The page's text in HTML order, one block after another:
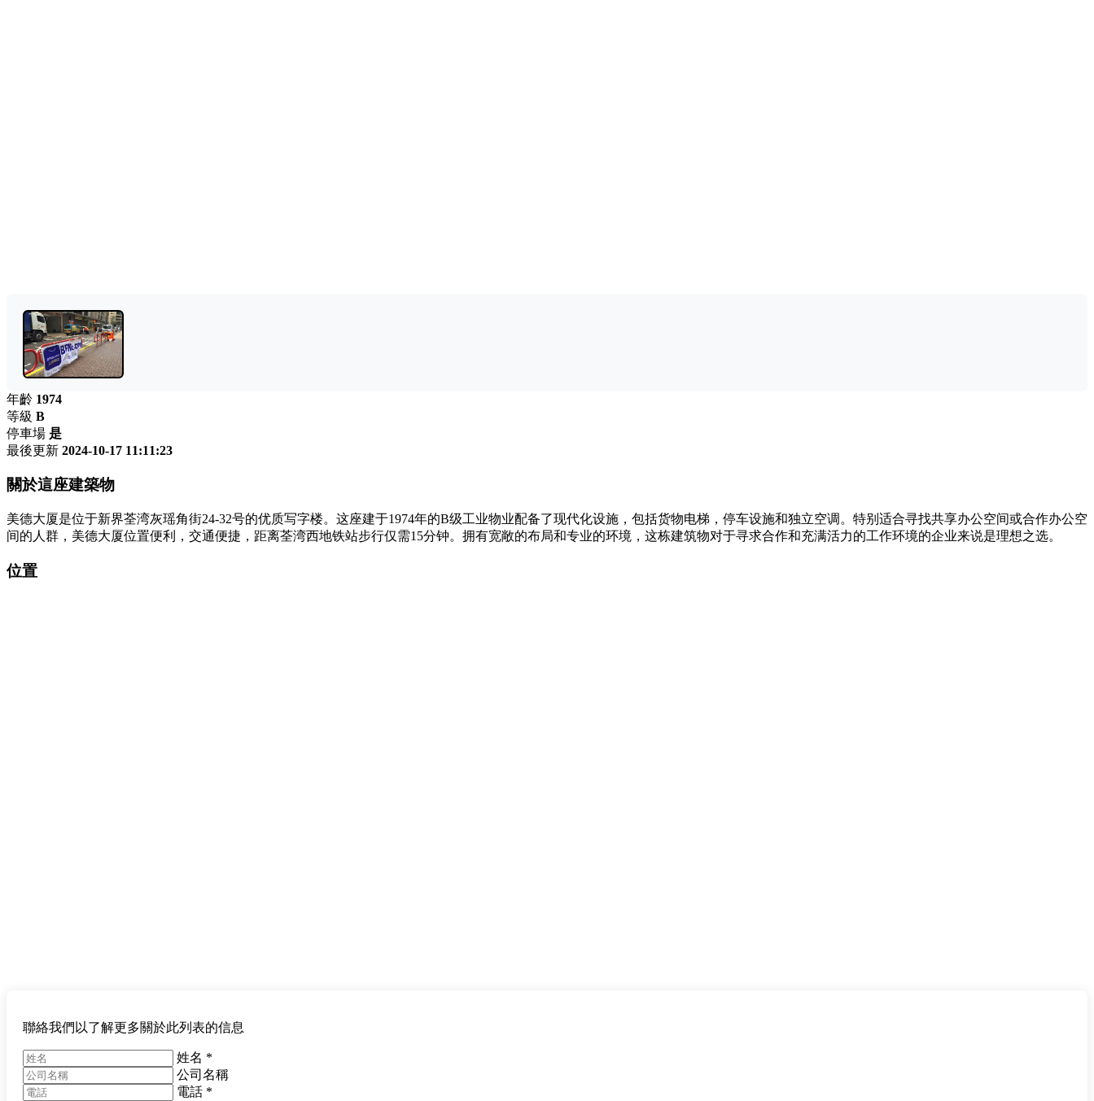
年齡 1974
等級 B
停車場 是
最後更新 2024-10-17 11:11:23
關於這座建築物
美德大厦是位于新界荃湾灰瑶角街24-32号的优质写字楼。这座建于1974年的B级工业物业配备了现代化设施，包括货物电梯，停车设施和独立空调。特别适合寻找共享办公空间或合作办公空
间的人群，美德大厦位置便利，交通便捷，距离荃湾西地铁站步行仅需15分钟。拥有宽敞的布局和专业的环境，这栋建筑物对于寻求合作和充满活力的工作环境的企业来说是理想之选。
位置
聯絡我們以了解更多關於此列表的信息
姓名 *
公司名稱
電話 *